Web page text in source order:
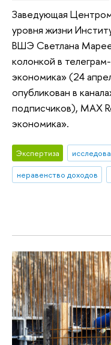
Заведующая
уровня жизни
ВШЭ Светлана
колонкой в
экономика» (24
опубликован в
подписчиков), MAX
экономика».
Экспертиза
неравенство доходов